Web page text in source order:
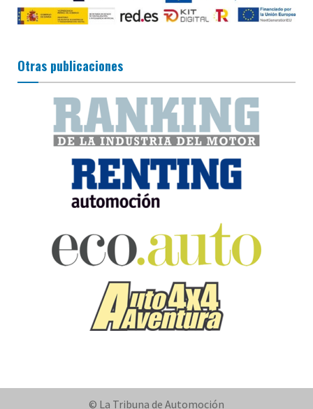
Otras publicaciones
© La Tribuna de Automoción